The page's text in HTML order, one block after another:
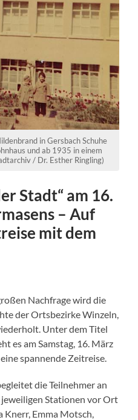
in Gersbach Schuhe
und ab 1935 in einem
/ Dr. Esther Ringling)
Stadt“ am 16.
– Auf
mit dem
Nachfrage wird die
der Ortsbezirke Winzeln,
Unter dem Titel
es am Samstag, 16. März
spannende Zeitreise.
die Teilnehmer an
Stationen vor Ort
Knerr, Emma Motsch,